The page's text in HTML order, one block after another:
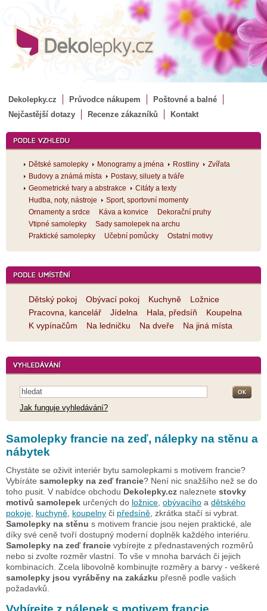
Dekolepky.cz Průvodce nákupem
Poštovné a balné
Nejčastější dotazy
Recenze zákazníků Kontakt
Dětské samolepky Monogramy a jména Rostliny
Zvířata
Budovy a známá místa
Postavy, siluety a tváře
Geometrické tvary a abstrakce
Citáty a texty
Hudba, noty, nástroje
Sport, sportovní momenty
Ornamenty a srdce
Káva a konvice
Dekorační pruhy
Vtipné samolepky
Sady samolepek na archu
Praktické samolepky
Učební pomůcky Ostatní motivy
Dětský pokoj Obývací pokoj Kuchyně
Ložnice
Pracovna, kancelář
Jídelna Hala, předsíň
Koupelna
K vypínačům
Na ledničku Na dveře Na jiná místa
Jak funguje vyhledávání?
Samolepky francie na zeď, nálepky na stěnu a
nábytek
Chystáte se oživit interiér bytu samolepkami s motivem francie?
Vybíráte samolepky na zeď francie? Není nic snažšího než se do
toho pusit. V nabídce obchodu Dekolepky.cz naleznete stovky
motivů samolepek určených do ložnice obývacího a dětského
pokoje kuchyně koupelny či předsíně , zkrátka stačí si vybrat.
Samolepky na stěnu s motivem francie jsou nejen praktické, ale
díky své ceně tvoří dostupný moderní doplněk každého interiéru.
Samolepky na zeď francie vybírejte z přednastavených rozměrů
nebo si zvolte rozměr vlastní. To vše v mnoha barvách či jejich
kombinacích. Zcela libovolně kombinujte rozměry a barvy - veškeré
samolepky jsou vyráběny na zakázku přesně podle vašich
požadavků.